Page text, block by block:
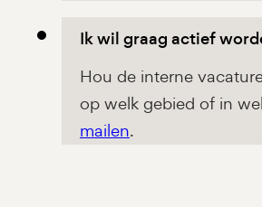
Ik wil graag actief
Hou de interne
op welk gebied of in
mailen.